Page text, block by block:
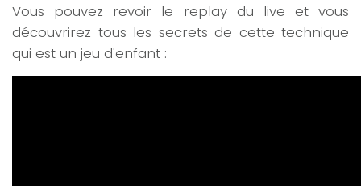
Vous pouvez revoir le replay du live et vous
découvrirez tous les secrets de cette technique
qui est un jeu d'enfant :